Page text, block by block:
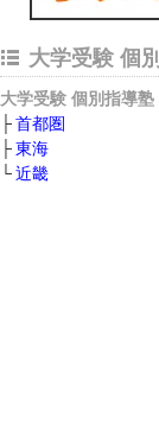
大学受験 個
大学受験 個別指導塾
首都圏
東海
近畿